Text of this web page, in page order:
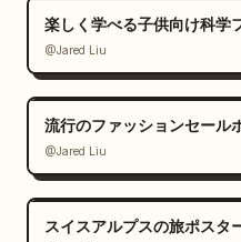
楽しく学べる子供向け科学
@Jared Liu
流行のファッションセール
@Jared Liu
スイスアルプスの旅ポスタ